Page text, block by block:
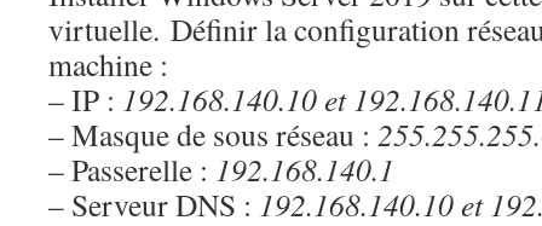
virtuelle. Définir la configuration
machine :
– IP : 192.168.140.10 et
– Masque de sous réseau :
– Passerelle : 192.168.140.1
– Serveur DNS : 192.168.140.10 et